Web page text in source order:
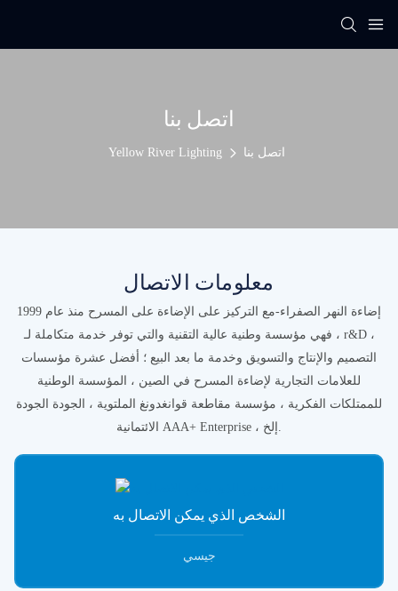
اتصل بنا
Yellow River Lighting اتصل بنا
معلومات الاتصال
إضاءة النهر الصفراء-مع التركيز على الإضاءة على المسرح منذ عام 1999
، فهي مؤسسة وطنية عالية التقنية والتي توفر خدمة متكاملة لـ r&D ،
التصميم والإنتاج والتسويق وخدمة ما بعد البيع ؛ أفضل عشرة مؤسسات
للعلامات التجارية لإضاءة المسرح في الصين ، المؤسسة الوطنية
للممتلكات الفكرية ، مؤسسة مقاطعة قوانغدونغ الملتوية ، الجودة الجودة
الشخص الذي يمكن الاتصال به
جيسي